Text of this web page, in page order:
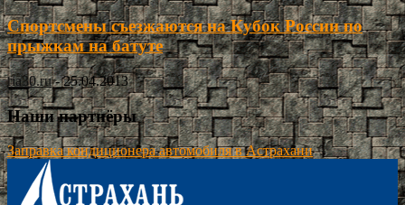
Спортсмены съезжаются на Кубок России по
прыжкам на батуте
ria30.ru - 25.04.2013
Наши партнёры
Заправка кондиционера автомобиля в Астрахани